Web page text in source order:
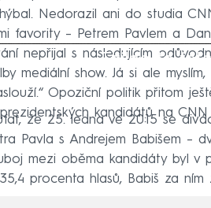
Nedorazil ani do studia
favority – Petrem Pavlem a
Failed to
nepřijal s následujícím
mediální show. Já si ale
Opoziční politik přitom
kandidátů na CNN
že 25. ledna ve 20:15 se
Pavla s Andrejem Babišem –
mezi oběma kandidáty byl v
procenta hlasů, Babiš za